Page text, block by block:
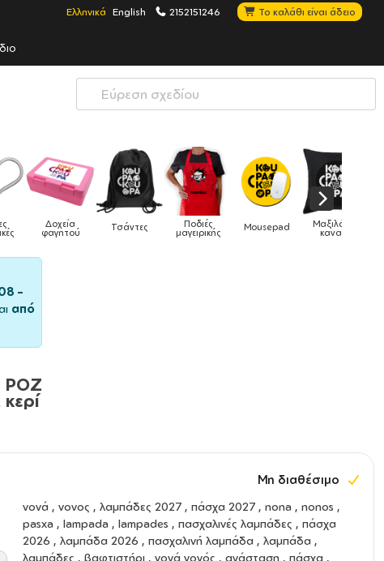
Ελληνικά English 2152151246 Το καλάθι είναι άδειο
Mousepad Μαξιλάρια
καναπέ Phone Holders Ρολόγια Βρεφικά
–
από
ΡΟΖ
Μη διαθέσιμο
νονά , νονος , λαμπάδες 2027, πάσχα 2027, nona , nonos ,
pasxa , lampada , lampades , πασχαλινές λαμπάδες , πάσχα
2026 , λαμπάδα 2026 , πασχαλινή λαμπάδα , λαμπάδα ,
λαμπάδες , βαφτιστήρι , νονά νονός , ανάσταση , πάσχα ,